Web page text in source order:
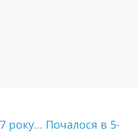
рoкy… Почалося в 5-